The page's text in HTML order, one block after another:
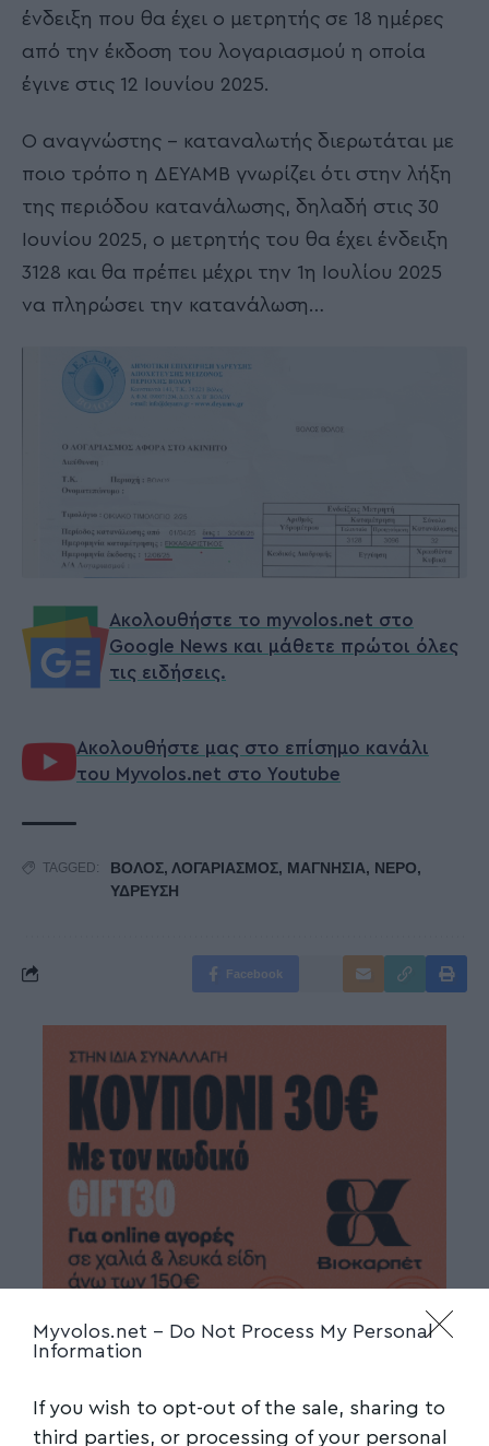
Myvolos.net - Do Not Process My Personal
Information
If you wish to opt-out of the sale, sharing to
third parties, or processing of your personal
ένδειξη που θα έχει ο μετρητής σε 18 ημέρες
από την έκδοση του λογαριασμού η οποία
έγινε στις 12 Ιουνίου 2025.
Ο αναγνώστης – καταναλωτής διερωτάται με
ποιο τρόπο η ΔΕΥΑΜΒ γνωρίζει ότι στην λήξη
της περιόδου κατανάλωσης, δηλαδή στις 30
Ιουνίου 2025, ο μετρητής του θα έχει ένδειξη
3128 και θα πρέπει μέχρι την 1η Ιουλίου 2025
να πληρώσει την κατανάλωση…
Ακολουθήστε το myvolos.net στο
Google News και μάθετε πρώτοι όλες
τις ειδήσεις.
Ακολουθήστε μας στο επίσημο κανάλι
του Myvolos.net στο Youtube
TAGGED: ΒΟΛΟΣ, ΛΟΓΑΡΙΑΣΜΟΣ, ΜΑΓΝΗΣΙΑ, ΝΕΡΟ,
ΥΔΡΕΥΣΗ
Facebook